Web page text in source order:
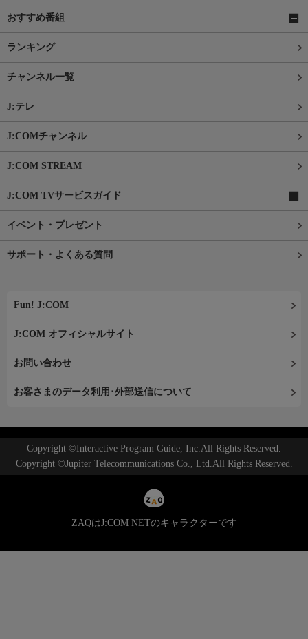
おすすめ番組
ランキング
チャンネル一覧
J:テレ
J:COMチャンネル
J:COM STREAM
J:COM TVサービスガイド
イベント・プレゼント
サポート・よくある質問
Fun! J:COM
J:COM オフィシャルサイト
お問い合わせ
お客さまのデータ利用･外部送信について
Copyright ©Interactive Program Guide, Inc.All Rights Reserved.
Copyright ©Jupiter Telecommunications Co., Ltd.All Rights Reserved.
ZAQはJ:COM NETのキャラクターです